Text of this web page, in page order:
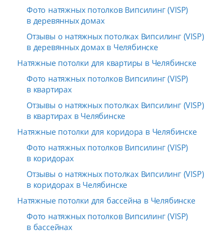
Фото натяжных потолков Випсилинг (VISP)
в деревянных домах
Отзывы о натяжных потолках Випсилинг (VISP)
в деревянных домах в Челябинске
Натяжные потолки для квартиры в Челябинске
Фото натяжных потолков Випсилинг (VISP)
в квартирах
Отзывы о натяжных потолках Випсилинг (VISP)
в квартирах в Челябинске
Натяжные потолки для коридора в Челябинске
Фото натяжных потолков Випсилинг (VISP)
в коридорах
Отзывы о натяжных потолках Випсилинг (VISP)
в коридорах в Челябинске
Натяжные потолки для бассейна в Челябинске
Фото натяжных потолков Випсилинг (VISP)
в бассейнах